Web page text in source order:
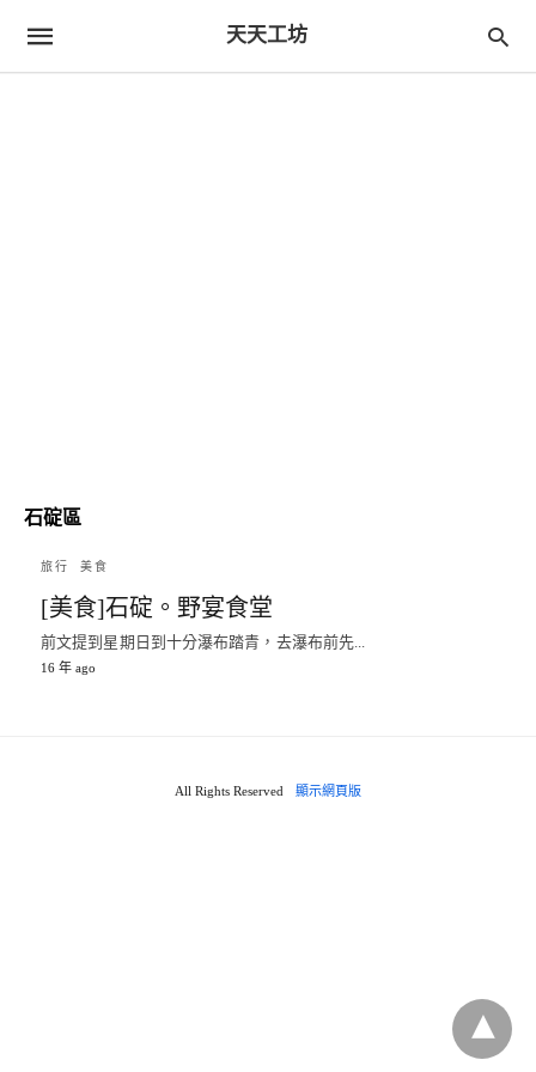
天天工坊
石碇區
旅行 美食
[美食]石碇。野宴食堂
前文提到星期日到十分瀑布踏青，去瀑布前先...
16 年 ago
All Rights Reserved 顯示網頁版